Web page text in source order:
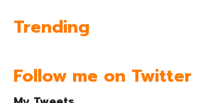
Trending
Follow me on Twitter